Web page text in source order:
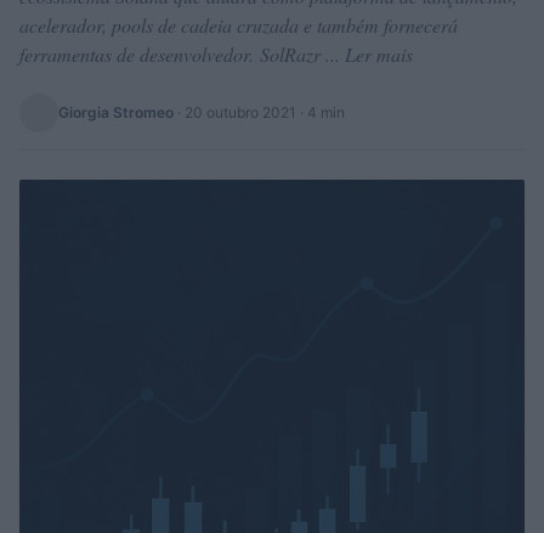
acelerador, pools de cadeia cruzada e também fornecerá
ferramentas de desenvolvedor. SolRazr ... Ler mais
Giorgia Stromeo · 20 outubro 2021 · 4 min